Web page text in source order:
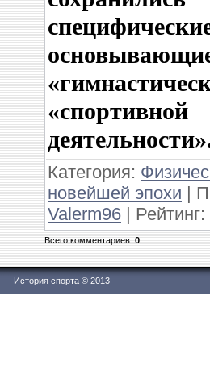
Категория:
новейшей эпохи |
Valerm96 | Рейтинг:
Всего комментариев:0
История спорта © 2013